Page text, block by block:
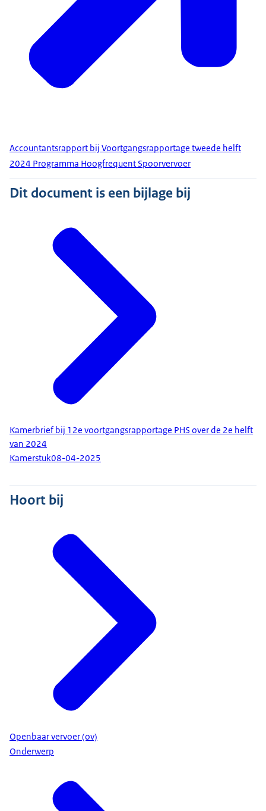
Accountantsrapport bij Voortgangsrapportage tweede helft
2024 Programma Hoogfrequent Spoorvervoer
Dit document is een bijlage bij
Kamerbrief bij 12e voortgangsrapportage PHS over de 2e helft
van 2024
Kamerstuk08-04-2025
Hoort bij
Openbaar vervoer (ov)
Onderwerp